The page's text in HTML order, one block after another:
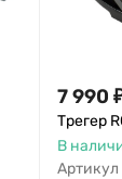
7 990
Трегер
В
Артикул